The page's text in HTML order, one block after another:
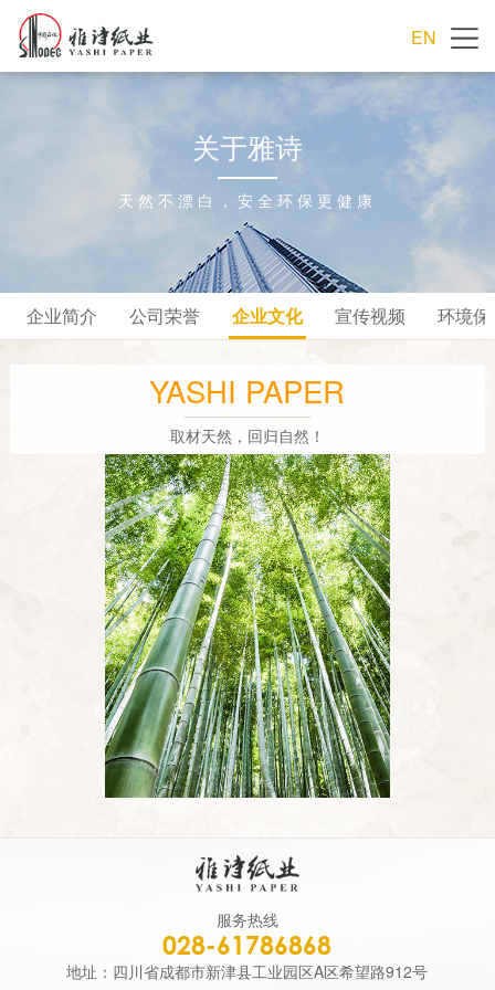
EN
关于雅诗
天然不漂白，安全环保更健康
企业简介 公司荣誉 企业文化 宣传视频 环境保
YASHI PAPER
取材天然，回归自然！
服务热线
028-61786868
地址：四川省成都市新津县工业园区A区希望路912号